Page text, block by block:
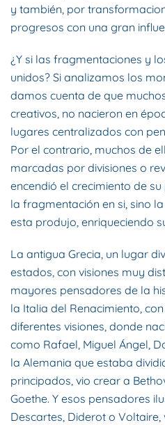
y también, por
progresos con una gran
¿Y si las fragmentaciones y
unidos? Si analizamos los
damos cuenta de que
creativos, no nacieron en
lugares centralizados con
Por el contrario, muchos de
marcadas por divisiones o
encendió el crecimiento de
la fragmentación en si, sino
esta produjo, enriqueciendo
La antigua Grecia, un lugar
estados, con visiones muy
mayores pensadores de la
la Italia del Renacimiento,
diferentes visiones, donde
como Rafael, Miguel Ángel,
la Alemania que estaba
principados, vio crear a
Goethe. Y esos pensadores
Descartes, Diderot o